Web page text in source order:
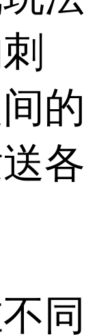
的
各
同